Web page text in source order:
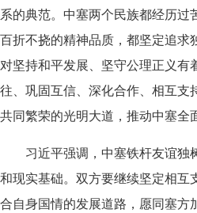
系的典范。中塞两个民族都经历过
百折不挠的精神品质，都坚定追求
对坚持和平发展、坚守公理正义有
往、巩固互信、深化合作、相互支
共同繁荣的光明大道，推动中塞全
习近平强调，中塞铁杆友谊独
和现实基础。双方要继续坚定相互
合自身国情的发展道路，愿同塞方